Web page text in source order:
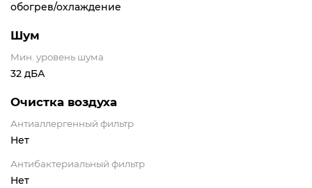
обогрев/охлаждение
Шум
Мин. уровень шума
32 дБА
Очистка воздуха
Антиаллергенный фильтр
Нет
Антибактериальный фильтр
Нет